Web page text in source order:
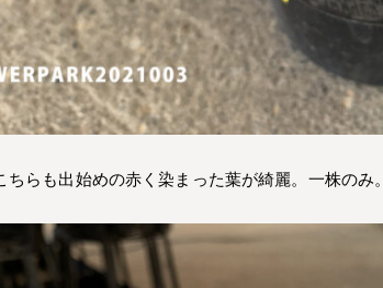
らも出始めの赤く染まった葉が綺麗。一株のみ。